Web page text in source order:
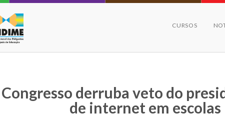
CURSOS
Congresso derruba veto do
de internet em escolas